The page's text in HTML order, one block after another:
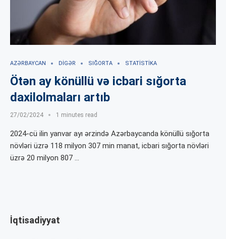
AZƏRBAYCAN DIGƏR SIĞORTA STATISTIKA
Ötən ay könüllü və icbari sığorta
daxilolmaları artıb
27/02/2024 1 minutes read
2024-cü ilin yanvar ayı ərzində Azərbaycanda könüllü sığorta
növləri üzrə 118 milyon 307 min manat, icbari sığorta növləri
üzrə 20 milyon 807 …
İqtisadiyyat